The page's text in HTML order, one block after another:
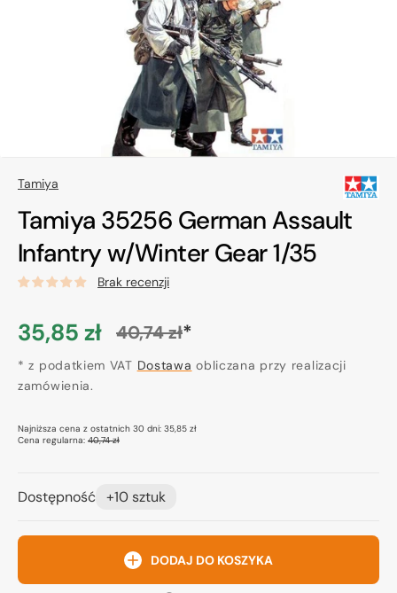
Otwórz
media
1
w
widoku
galerii
Tamiya
Tamiya 35256 German Assault
Infantry w/Winter Gear 1/35
Brak recenzji
Cena
promocyjna
35,85 zł
Cena
regularna
40,74 zł*
* z podatkiem VAT Dostawa obliczana przy realizacji
zamówienia.
Najniższa cena z ostatnich 30 dni: 35,85 zł
Cena regularna: 40,74 zł
Dostępność +10 sztuk
DODAJ DO KOSZYKA